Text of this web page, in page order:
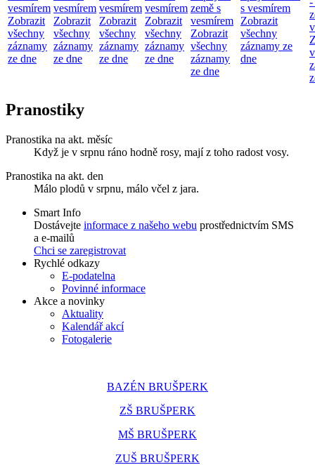
vesmírem
Zobrazit
všechny
záznamy
ze dne
vesmírem
Zobrazit
všechny
záznamy
ze dne
vesmírem
Zobrazit
všechny
záznamy
ze dne
vesmírem
Zobrazit
všechny
záznamy
ze dne
země s
vesmírem
Zobrazit
všechny
záznamy
ze dne
s vesmírem
Zobrazit
všechny
záznamy ze
dne
Pranostiky
Pranostika na akt. měsíc
Když je v srpnu ráno hodně rosy, mají z toho radost vosy.
Pranostika na akt. den
Málo plodů v srpnu, málo včel z jara.
Smart Info
Dostávejte informace z našeho webu prostřednictvím SMS
a e-mailů
Chci se zaregistrovat
Rychlé odkazy
E-podatelna
Povinné informace
Akce a novinky
Aktuality
Kalendář akcí
Fotogalerie
BAZÉN BRUŠPERK
ZŠ BRUŠPERK
MŠ BRUŠPERK
ZUŠ BRUŠPERK